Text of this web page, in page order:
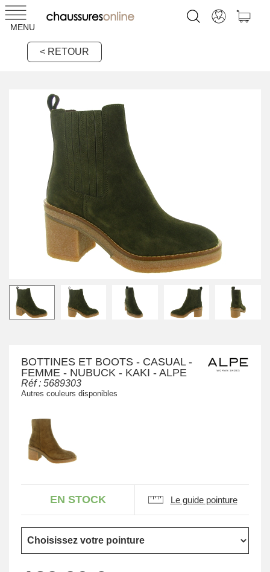
MENU
< RETOUR
BOTTINES ET BOOTS - CASUAL -
FEMME - NUBUCK - KAKI - ALPE
Réf : 5689303
Autres couleurs disponibles
EN STOCK Le guide pointure